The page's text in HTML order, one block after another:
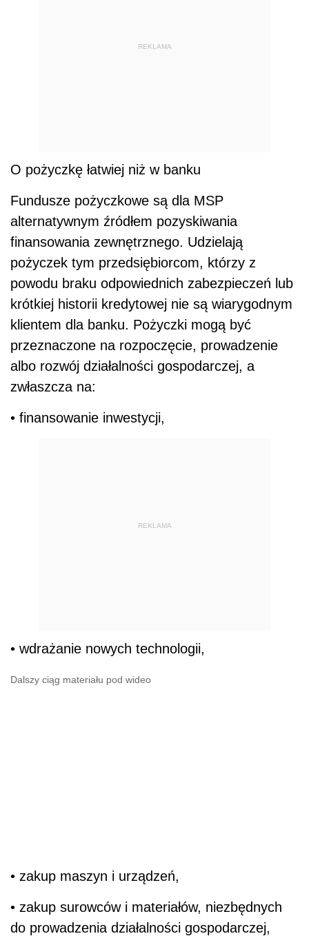
REKLAMA
O pożyczkę łatwiej niż w banku
Fundusze pożyczkowe są dla MSP
alternatywnym źródłem pozyskiwania
finansowania zewnętrznego. Udzielają
pożyczek tym przedsiębiorcom, którzy z
powodu braku odpowiednich zabezpieczeń lub
krótkiej historii kredytowej nie są wiarygodnym
klientem dla banku. Pożyczki mogą być
przeznaczone na rozpoczęcie, prowadzenie
albo rozwój działalności gospodarczej, a
zwłaszcza na:
• finansowanie inwestycji,
REKLAMA
• wdrażanie nowych technologii,
Dalszy ciąg materiału pod wideo
• zakup maszyn i urządzeń,
• zakup surowców i materiałów, niezbędnych
do prowadzenia działalności gospodarczej,